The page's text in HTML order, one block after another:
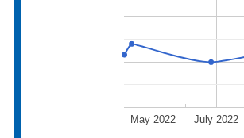
May 2022 July 2022